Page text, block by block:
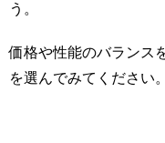
う。
価格や性能のバランス
を選んでみてください。